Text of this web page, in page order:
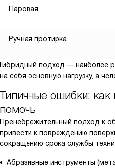
Паровая
Ручная протирка
Гибридный подход — наиболее
на себя основную нагрузку, а
Типичные ошибки: как
помочь
Пренебрежительный подход к
привести к повреждению
сокращению срока службы
Абразивные инструменты